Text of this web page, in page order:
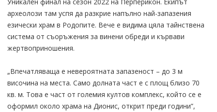
археолози там успя да разкрие напълно най-запазения
езически храм в Родопите. Вече е видима цяла тайнствена
система от съоръжения за винени обреди и кървави
жертвоприношения.
„Впечатляваща е невероятната запазеност – до 3 м
височина на места. Само долната част е с площ близо 70
кв. м. Това е част от големия култов комплекс, който се е
оформил около храма на Дионис, открит преди години”,